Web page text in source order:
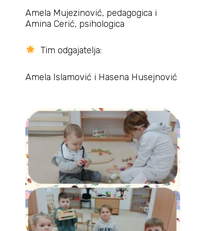
Amela Mujezinović, pedagogica i
Amina Cerić, psihologica
Tim odgajatelja:
Amela Islamović i Hasena Husejnović